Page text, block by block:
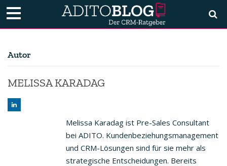
Autor
MELISSA KARADAG
Melissa Karadag ist Pre-Sales Consultant
bei ADITO. Kundenbeziehungsmanagement
und CRM-Lösungen sind für sie mehr als
strategische Entscheidungen. Bereits